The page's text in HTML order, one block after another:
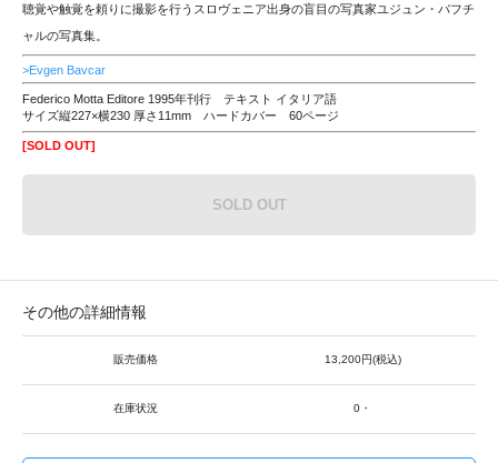
聴覚や触覚を頼りに撮影を行うスロヴェニア出身の盲目の写真家ユジュン・バフチ
ャルの写真集。
>Evgen Bavcar
Federico Motta Editore 1995年刊行 テキスト イタリア語
サイズ縦227×横230 厚さ11mm ハードカバー 60ページ
[SOLD OUT]
SOLD OUT
その他の詳細情報
販売価格 13,200円(税込)
在庫状況 0・